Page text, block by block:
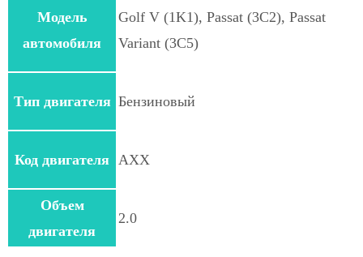
Модель
автомобиля
Golf V (1K1), Passat (3C2), Passat
Variant (3C5)
Тип двигателя Бензиновый
Код двигателя AXX
Объем
двигателя
2.0